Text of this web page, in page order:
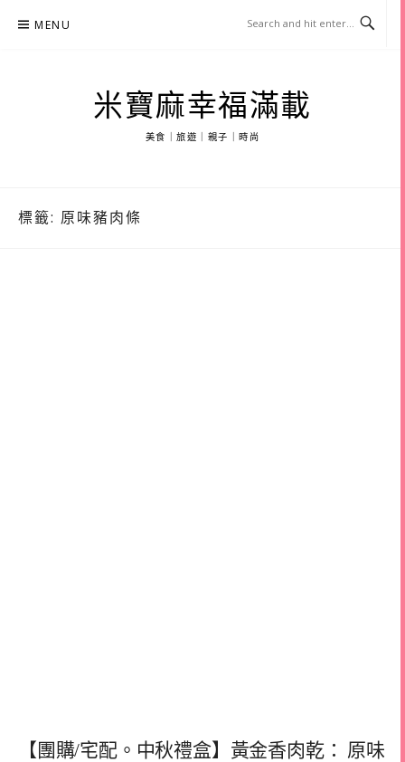
MENU
米寶麻幸福滿載
美食｜旅遊｜親子｜時尚
標籤: 原味豬肉條
【團購/宅配。中秋禮盒】黃金香肉乾： 原味